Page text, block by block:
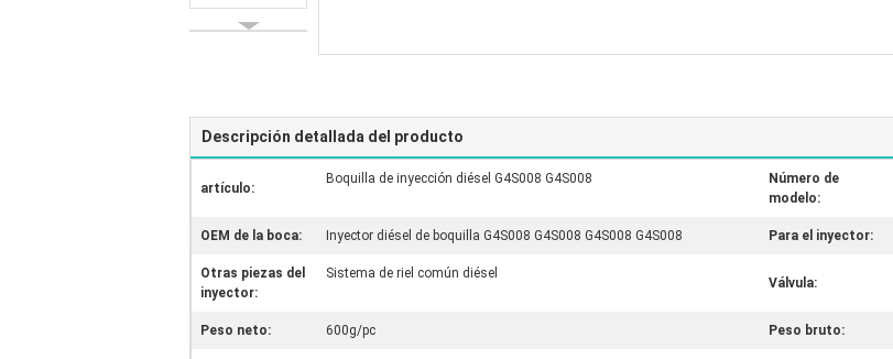
Descripción detallada del producto
artículo:
Boquilla de inyección diésel G4S008 G4S008
Número de
modelo:
OEM de la boca: Inyector diésel de boquilla G4S008 G4S008 G4S008 G4S008 Para el inyector:
Otras piezas del
inyector:
Sistema de riel común diésel
Válvula:
Peso neto: 600g/pc Peso bruto: